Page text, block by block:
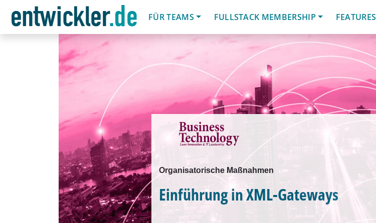
FÜR TEAMS
FULLSTACK MEMBERSHIP FEATURES
Organisatorische Maßnahmen
Einführung in XML-Gateways